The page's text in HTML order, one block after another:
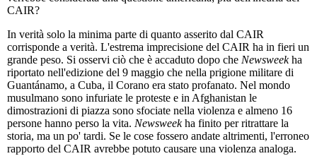
CAIR?
In verità solo la minima parte di quanto asserito dal CAIR
corrisponde a verità. L'estrema imprecisione del CAIR ha in fieri un
grande peso. Si osservi ciò che è accaduto dopo che Newsweekha
riportato nell'edizione del 9 maggio che nella prigione militare di
Guantánamo, a Cuba, il Corano era stato profanato. Nel mondo
musulmano sono infuriate le proteste e in Afghanistan le
dimostrazioni di piazza sono sfociate nella violenza e almeno 16
persone hanno perso la vita. Newsweekha finito per ritrattare la
storia, ma un po' tardi. Se le cose fossero andate altrimenti, l'erroneo
rapporto del CAIR avrebbe potuto causare una violenza analoga.